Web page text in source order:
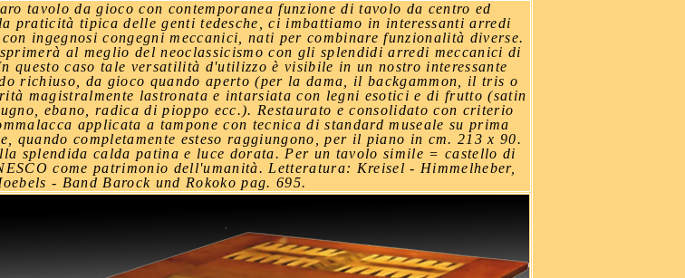
tavolo da gioco con contemporanea funzione di tavolo da centro ed
praticità tipica delle genti tedesche, ci imbattiamo in interessanti arredi
ingegnosi congegni meccanici, nati per combinare funzionalità diverse.
al meglio del neoclassicismo con gli splendidi arredi meccanici di
questo caso tale versatilità d'utilizzo è visibile in un nostro interessante
richiuso, da gioco quando aperto (per la dama, il backgammon, il tris o
magistralmente lastronata e intarsiata con legni esotici e di frutto (satin
ebano, radica di pioppo ecc.). Restaurato e consolidato con criterio
applicata a tampone con tecnica di standard museale su prima
quando completamente esteso raggiungono, per il piano in cm. 213 x 90.
splendida calda patina e luce dorata. Per un tavolo simile = castello di
come patrimonio dell'umanità. Letteratura: Kreisel - Himmelheber,
- Band Barock und Rokoko pag. 695.